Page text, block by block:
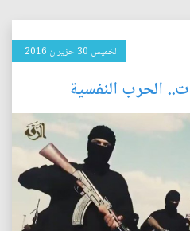
الخميس 30 حزيران 2016
الحرب النفسية